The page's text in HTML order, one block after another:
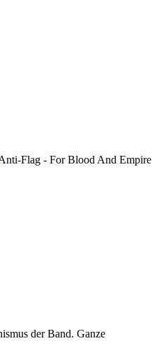
der Band. Ganze